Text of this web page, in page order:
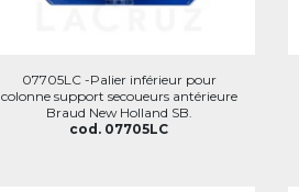
07705LC -Palier inférieur pour
colonne support secoueurs antérieure
Braud New Holland SB.
cod. 07705LC